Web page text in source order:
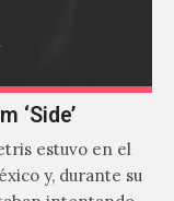
‘Side’
estuvo en el
y, durante su